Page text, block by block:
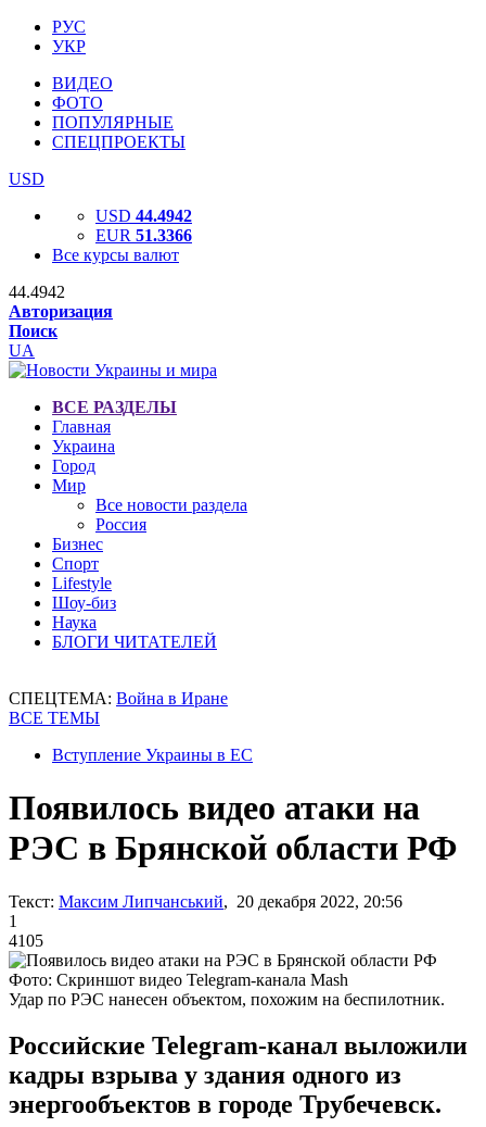
РУС
УКР
ВИДЕО
ФОТО
ПОПУЛЯРНЫЕ
СПЕЦПРОЕКТЫ
USD
USD 44.4942
EUR 51.3366
Все курсы валют
44.4942
Авторизация
Поиск
UA
ВСЕ РАЗДЕЛЫ
Главная
Украина
Город
Мир
Все новости раздела
Россия
Бизнес
Спорт
Lifestyle
Шоу-биз
Наука
БЛОГИ ЧИТАТЕЛЕЙ
СПЕЦТЕМА: Война в Иране
ВСЕ ТЕМЫ
Вступление Украины в ЕС
Появилось видео атаки на
РЭС в Брянской области РФ
Текст: Максим Липчанський, 20 декабря 2022, 20:56
1
4105
Фото: Скриншот видео Telegram-канала Mash
Удар по РЭС нанесен объектом, похожим на беспилотник.
Российские Telegram-канал выложили
кадры взрыва у здания одного из
энергообъектов в городе Трубечевск.